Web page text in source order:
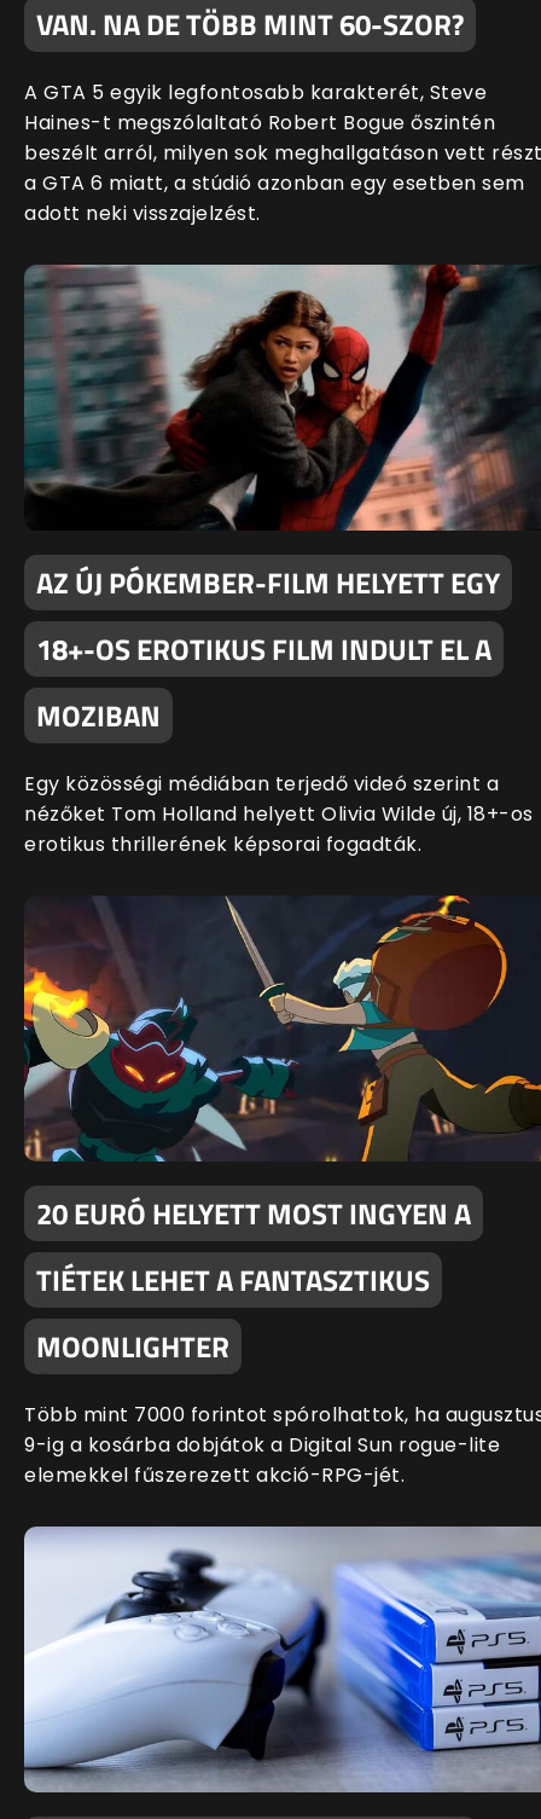
VAN. NA DE TÖBB MINT 60-SZOR?
A GTA 5 egyik legfontosabb karakterét, Steve
Haines-t megszólaltató Robert Bogue őszintén
beszélt arról, milyen sok meghallgatáson vett
a GTA 6 miatt, a stúdió azonban egy esetben sem
adott neki visszajelzést.
AZ ÚJ PÓKEMBER-FILM HELYETT EGY
18+-OS EROTIKUS FILM INDULT EL A
MOZIBAN
Egy közösségi médiában terjedő videó szerint a
nézőket Tom Holland helyett Olivia Wilde új, 18+-os
erotikus thrillerének képsorai fogadták.
20 EURÓ HELYETT MOST INGYEN A
TIÉTEK LEHET A FANTASZTIKUS
MOONLIGHTER
Több mint 7000 forintot spórolhattok, ha
9-ig a kosárba dobjátok a Digital Sun rogue-lite
elemekkel fűszerezett akció-RPG-jét.